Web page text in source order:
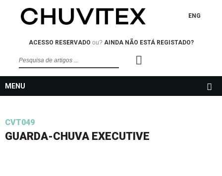
ENG
ACESSO RESERVADO ou? AINDA NÃO ESTÁ REGISTADO?
MENU
CVT049
GUARDA-CHUVA EXECUTIVE